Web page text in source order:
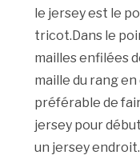
le jersey est le
tricot.Dans le
mailles enfilées
maille du rang
préférable de
jersey pour
un jersey endroit.